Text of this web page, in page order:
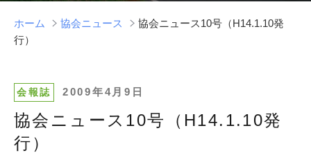
ホーム 協会ニュース
協会ニュース10号（H14.1.10発
行）
会報誌
投
日:
2009年4月9日
協会ニュース10号（H14.1.10発
行）